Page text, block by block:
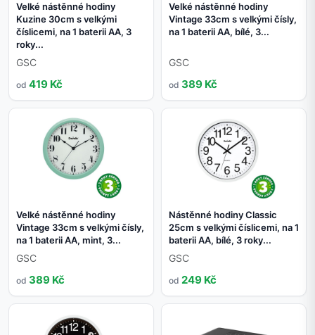
Velké nástěnné hodiny
Kuzine 30cm s velkými
číslicemi, na 1 baterii AA, 3
roky...
GSC
od 419 Kč
Velké nástěnné hodiny
Vintage 33cm s velkými čísly,
na 1 baterii AA, bílé, 3...
GSC
od 389 Kč
Velké nástěnné hodiny
Vintage 33cm s velkými čísly,
na 1 baterii AA, mint, 3...
GSC
od 389 Kč
Nástěnné hodiny Classic
25cm s velkými číslicemi, na 1
baterii AA, bílé, 3 roky...
GSC
od 249 Kč